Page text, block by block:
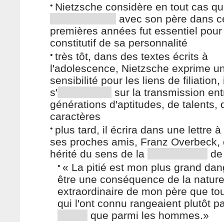
• Nietzsche considère en tout cas
avec son père dans
premières années fut essentiel
constitutif de sa personnalité
• très tôt, dans des textes écrits à
l'adolescence, Nietzsche exprime
sensibilité pour les liens de filiation,
s'
sur la transmission
générations d'aptitudes, de talents,
caractères
• plus tard, il écrira dans une lettre à
ses proches amis, Franz Overbeck,
hérité du sens de la
• « La pitié est mon plus grand
être une conséquence de la nature
extraordinaire de mon père que
qui l'ont connu rangeaient plutôt
que parmi les hommes.»